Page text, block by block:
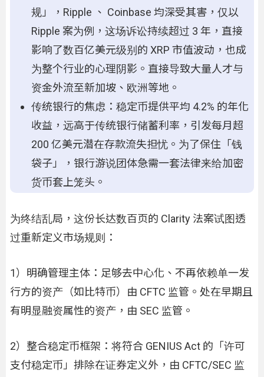
规」，Ripple 、 Coinbase 均深受其害，仅以
Ripple 案为例，这场诉讼持续超过 3 年，直接
影响了数百亿美元级别的 XRP 市值波动，也成
为整个行业的心理阴影。直接导致大量人才与
资金外流至新加坡、欧洲等地。
传统银行的焦虑：稳定币提供平均 4.2% 的年化
收益，远高于传统银行储蓄利率，引发每月超
200 亿美元潜在存款流失担忧。为了保住「钱
袋子」，银行游说团体急需一套法律来给加密
货币套上笼头。
为终结乱局，这份长达数百页的 Clarity 法案试图透
过重新定义市场规则：
1）明确管理主体：足够去中心化、不再依赖单一发
行方的资产（如比特币）由 CFTC 监管。处在早期且
有明显融资属性的资产，由 SEC 监管。
2）整合稳定币框架：将符合 GENIUS Act 的「许可
支付稳定币」排除在证券定义外，由 CFTC/SEC 监